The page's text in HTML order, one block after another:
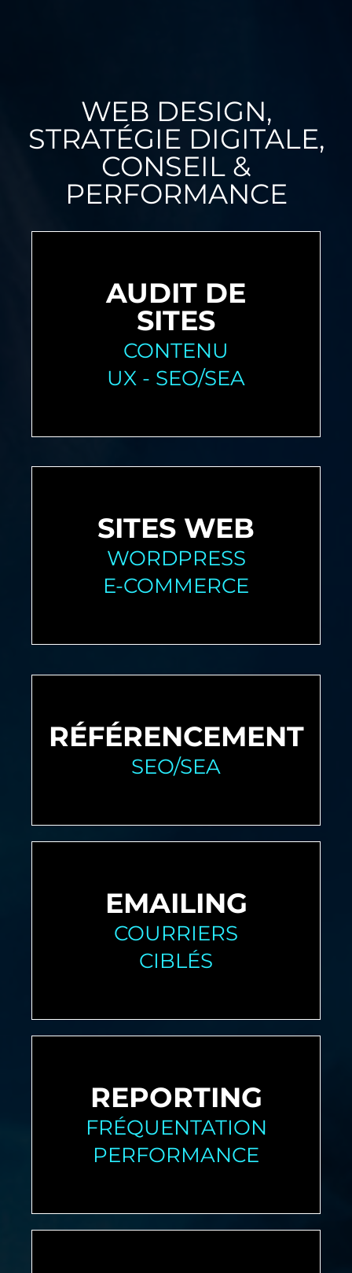
WEB DESIGN,
STRATÉGIE DIGITALE,
CONSEIL &
PERFORMANCE
AUDIT DE
SITES
CONTENU
UX - SEO/SEA
SITES WEB
WORDPRESS
E-COMMERCE
RÉFÉRENCEMENT
SEO/SEA
EMAILING
COURRIERS
CIBLÉS
REPORTING
FRÉQUENTATION
PERFORMANCE